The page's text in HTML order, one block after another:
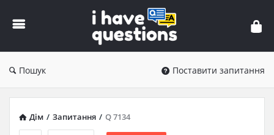
iHaveQuestions
Пошук Поставити запитання
Дім / Запитання / Q 7134